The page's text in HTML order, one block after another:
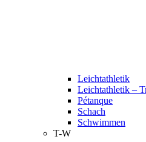
Leichtathletik
Leichtathletik –
Pétanque
Schach
Schwimmen
T-W